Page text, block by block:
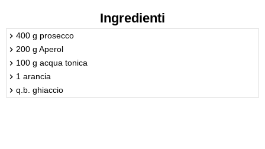
Ingredienti
400 g prosecco
200 g Aperol
100 g acqua tonica
1 arancia
q.b. ghiaccio